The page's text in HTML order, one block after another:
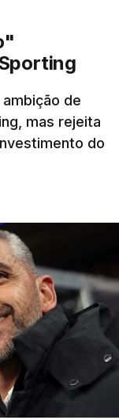
de
mas rejeita
do